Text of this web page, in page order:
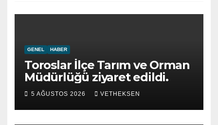
GENEL HABER
Toroslar İlçe Tarım ve Orman
Müdürlüğü ziyaret edildi.
5 AĞUSTOS 2026 VETHEKSEN